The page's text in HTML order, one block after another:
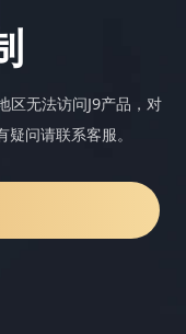
区无法访问J9产品，对
问请联系客服。